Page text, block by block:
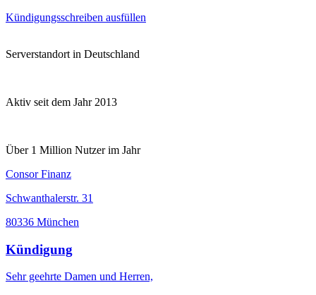
Kündigungsschreiben ausfüllen
Serverstandort in Deutschland
Aktiv seit dem Jahr 2013
Über 1 Million Nutzer im Jahr
Consor Finanz
Schwanthalerstr. 31
80336 München
Kündigung
Sehr geehrte Damen und Herren,